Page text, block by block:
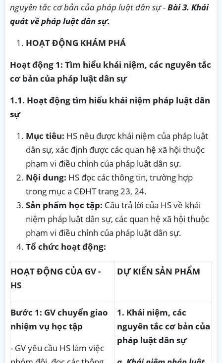
nguyên tắc cơ bản của pháp luật dân sự -Bài 3. Khái
quát về pháp luật dân sự.
HOẠT ĐỘNG KHÁM PHÁ
Hoạt động 1: Tìm hiểu khái niệm, các nguyên tắc
cơ bản của pháp luật dân sự
1.1. Hoạt động tìm hiểu khái niệm pháp luật dân
sự
Mục tiêu: HS nêu được khái niệm của pháp luật
dân sự, xác định được các quan hệ xã hội thuộc
phạm vi điều chỉnh của pháp luật dân sự.
Nội dung: HS đọc các thông tin, trường hợp
trong mục a CĐHT trang 23, 24.
Sản phẩm học tập: Câu trả lời của HS về khái
niệm pháp luật dân sự, các quan hệ xã hội thuộc
phạm vi điều chỉnh của pháp luật dân sự.
Tổ chức hoạt động:
HOẠT ĐỘNG CỦA GV -
HS
DỰ KIẾN SẢN PHẨM
Bước 1: GV chuyển giao
nhiệm vụ học tập
- GV yêu cầu HS làm việc
1. Khái niệm, các
nguyên tắc cơ bản của
pháp luật dân sự